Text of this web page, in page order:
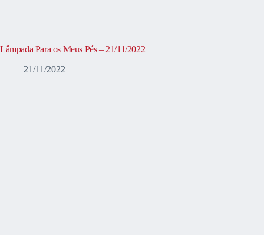
Lâmpada Para os Meus Pés – 21/11/2022
21/11/2022